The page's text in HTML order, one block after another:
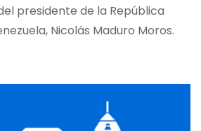
presidente de la República
Nicolás Maduro Moros.